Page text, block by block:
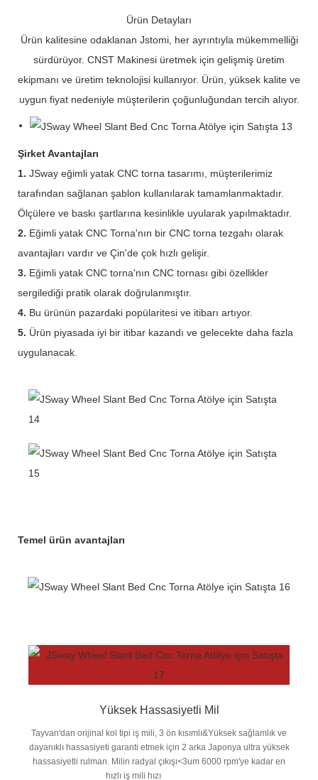
Ürün Detayları
Ürün kalitesine odaklanan Jstomi, her ayrıntıyla mükemmelliği
sürdürüyor. CNST Makinesi üretmek için gelişmiş üretim
ekipmanı ve üretim teknolojisi kullanıyor. Ürün, yüksek kalite ve
uygun fiyat nedeniyle müşterilerin çoğunluğundan tercih alıyor.
Şirket Avantajları
1. JSway eğimli yatak CNC torna tasarımı, müşterilerimiz
tarafından sağlanan şablon kullanılarak tamamlanmaktadır.
Ölçülere ve baskı şartlarına kesinlikle uyularak yapılmaktadır.
2. Eğimli yatak CNC Torna'nın bir CNC torna tezgahı olarak
avantajları vardır ve Çin'de çok hızlı gelişir.
3. Eğimli yatak CNC torna'nın CNC tornası gibi özellikler
sergilediği pratik olarak doğrulanmıştır.
4. Bu ürünün pazardaki popülaritesi ve itibarı artıyor.
5. Ürün piyasada iyi bir itibar kazandı ve gelecekte daha fazla
uygulanacak.
Temel ürün avantajları
Yüksek Hassasiyetli Mil
Tayvan'dan orijinal kol tipi iş mili, 3 ön kısımlı&Yüksek sağlamlık ve
dayanıklı hassasiyeti garanti etmek için 2 arka Japonya ultra yüksek
hassasiyetli rulman. Milin radyal çıkışı<3um 6000 rpm'ye kadar en
hızlı iş mili hızı